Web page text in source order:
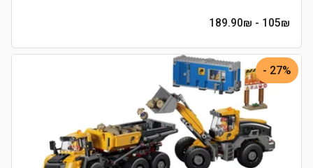
105₪
- 189.90₪
27% -